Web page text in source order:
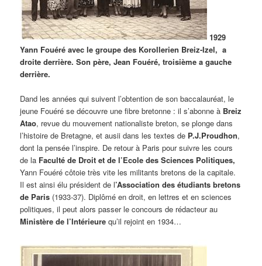
1929
Yann Fouéré avec le groupe des Korollerien Breiz-Izel, a
droite derrière.Son père, Jean Fouéré, troisième a gauche
derrière.
Dand les années qui suivent l’obtention de son baccalauréat, le
jeune Fouéré se découvre une fibre bretonne : il s’abonne à Breiz
Atao, revue du mouvement nationaliste breton, se plonge dans
l’histoire de Bretagne, et ausii dans les textes de P.J.Proudhon,
dont la pensée l’inspire. De retour à Paris pour suivre les cours
de la Faculté de Droit et de l’Ecole des Sciences Politiques,
Yann Fouéré côtoie très vite les militants bretons de la capitale.
Il est ainsi élu président de l’Association des étudiants bretons
de Paris (1933-37). Diplômé en droit, en lettres et en sciences
politiques, il peut alors passer le concours de rédacteur au
Ministère de l’Intérieure qu’il rejoint en 1934…